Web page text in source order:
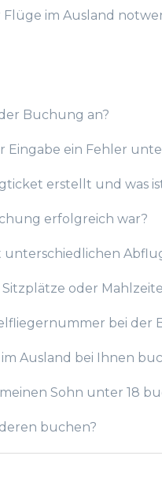
im Ausland
Buchung an?
Eingabe ein Fehler
erstellt und was
erfolgreich war?
unterschiedlichen
oder
bei der
Ausland bei Ihnen
Sohn unter 18
buchen?